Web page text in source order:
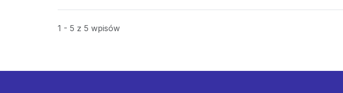
1 - 5 z 5 wpisów